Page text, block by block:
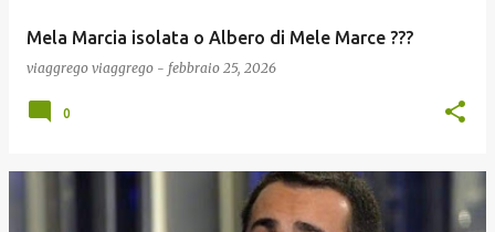
Mela Marcia isolata o Albero di Mele Marce ???
viaggrego viaggrego - febbraio 25, 2026
0